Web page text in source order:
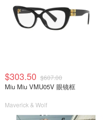
$303.50 $607.00
Miu Miu VMU05V 眼镜框
Maverick & Wolf